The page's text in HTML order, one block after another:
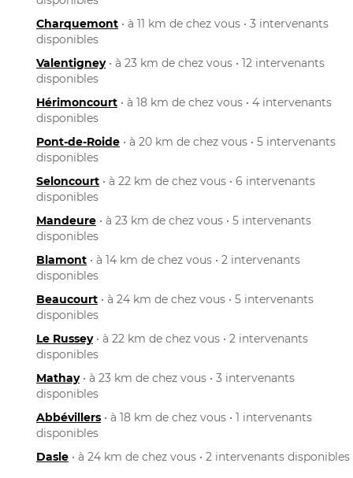
Charquemont • à 11 km de chez vous • 3 intervenants
disponibles
Valentigney• à 23 km de chez vous • 12 intervenants
disponibles
Hérimoncourt • à 18 km de chez vous • 4 intervenants
disponibles
Pont-de-Roide • à 20 km de chez vous • 5 intervenants
disponibles
Seloncourt • à 22 km de chez vous • 6 intervenants
disponibles
Mandeure • à 23 km de chez vous • 5 intervenants
disponibles
Blamont • à 14 km de chez vous • 2 intervenants
disponibles
Beaucourt • à 24 km de chez vous • 5 intervenants
disponibles
Le Russey• à 22 km de chez vous • 2 intervenants
disponibles
Mathay• à 23 km de chez vous • 3 intervenants
disponibles
Abbévillers • à 18 km de chez vous • 1 intervenants
disponibles
Dasle • à 24 km de chez vous • 2 intervenants disponibles